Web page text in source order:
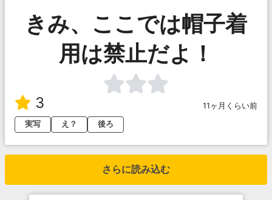
きみ、ここでは帽子着
用は禁止だよ！
3
11ヶ月くらい前
実写
え？ 後ろ
さらに読み込む